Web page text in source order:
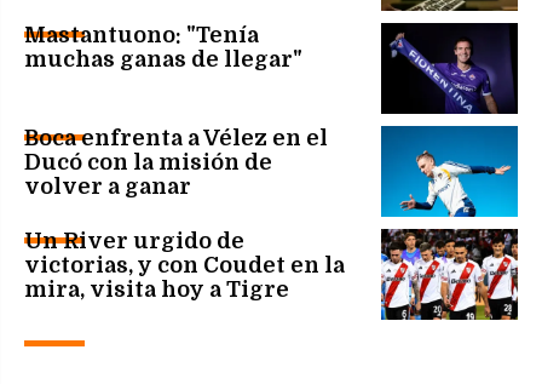
Mastantuono: "Tenía
muchas ganas de llegar"
Boca enfrenta a Vélez en el
Ducó con la misión de
volver a ganar
Un River urgido de
victorias, y con Coudet en la
mira, visita hoy a Tigre